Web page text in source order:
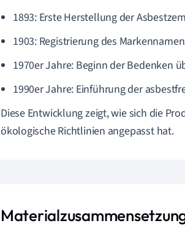
1893: Erste Herstellung der
1903: Registrierung des
1970er Jahre: Beginn der Bedenken
1990er Jahre: Einführung der
Diese Entwicklung zeigt, wie sich die
ökologische Richtlinien angepasst hat.